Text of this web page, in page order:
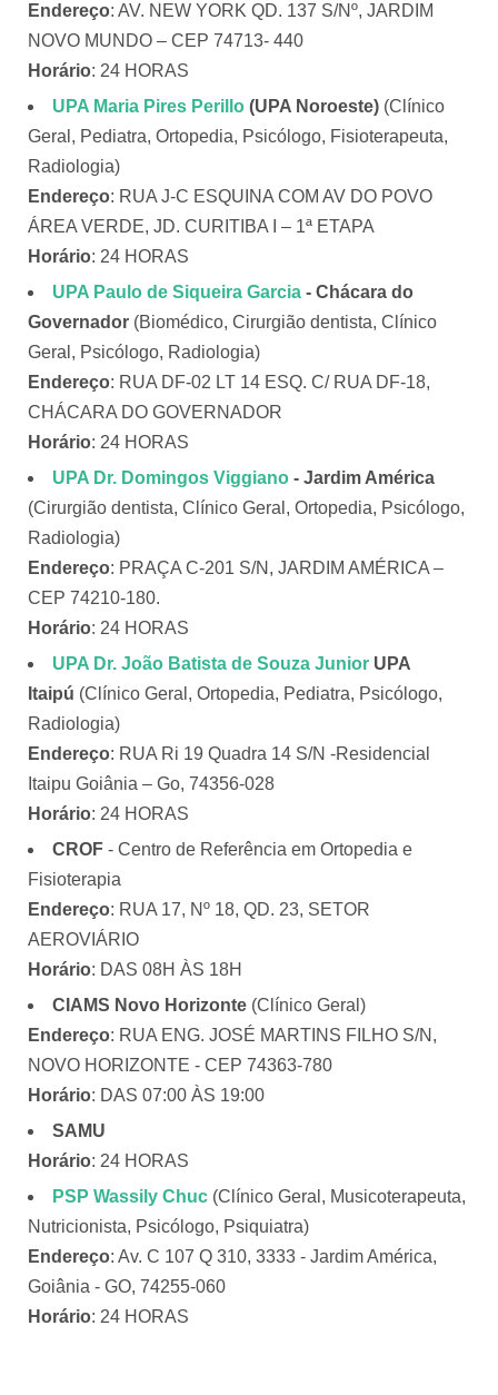
Endereço: AV. NEW YORK QD. 137 S/Nº, JARDIM
NOVO MUNDO – CEP 74713- 440
Horário: 24 HORAS
UPA Maria Pires Perillo (UPA Noroeste) (Clínico
Geral, Pediatra, Ortopedia, Psicólogo, Fisioterapeuta,
Radiologia)
Endereço: RUA J-C ESQUINA COM AV DO POVO
ÁREA VERDE, JD. CURITIBA I – 1ª ETAPA
Horário: 24 HORAS
UPA Paulo de Siqueira Garcia - Chácara do
Governador (Biomédico, Cirurgião dentista, Clínico
Geral, Psicólogo, Radiologia)
Endereço: RUA DF-02 LT 14 ESQ. C/ RUA DF-18,
CHÁCARA DO GOVERNADOR
Horário: 24 HORAS
UPA Dr. Domingos Viggiano - Jardim América
(Cirurgião dentista, Clínico Geral, Ortopedia, Psicólogo,
Radiologia)
Endereço: PRAÇA C-201 S/N, JARDIM AMÉRICA –
CEP 74210-180.
Horário: 24 HORAS
UPA Dr. João Batista de Souza Junior UPA
Itaipú (Clínico Geral, Ortopedia, Pediatra, Psicólogo,
Radiologia)
Endereço: RUA Ri 19 Quadra 14 S/N -Residencial
Itaipu Goiânia – Go, 74356-028
Horário: 24 HORAS
CROF - Centro de Referência em Ortopedia e
Fisioterapia
Endereço: RUA 17, Nº 18, QD. 23, SETOR
AEROVIÁRIO
Horário: DAS 08H ÀS 18H
CIAMS Novo Horizonte (Clínico Geral)
Endereço: RUA ENG. JOSÉ MARTINS FILHO S/N,
NOVO HORIZONTE - CEP 74363-780
Horário: DAS 07:00 ÀS 19:00
SAMU
Horário: 24 HORAS
PSP Wassily Chuc (Clínico Geral, Musicoterapeuta,
Nutricionista, Psicólogo, Psiquiatra)
Endereço: Av. C 107 Q 310, 3333 - Jardim América,
Goiânia - GO, 74255-060
Horário: 24 HORAS